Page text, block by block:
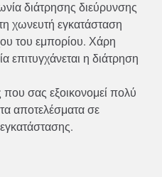
διάτρησης διεύρυνσης
τη χωνευτή εγκατάσταση
του εμπορίου. Χάρη
επιτυγχάνεται η διάτρηση
που σας εξοικονομεί πολύ
αποτελέσματα σε